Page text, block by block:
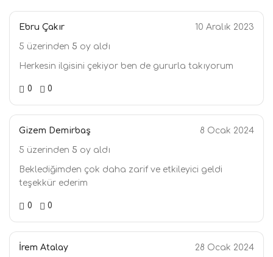
Ebru Çakır 10 Aralık 2023
5 üzerinden 5 oy aldı
Herkesin ilgisini çekiyor ben de gururla takıyorum
0 0
Gizem Demirbaş 8 Ocak 2024
5 üzerinden 5 oy aldı
Beklediğimden çok daha zarif ve etkileyici geldi
teşekkür ederim
0 0
İrem Atalay 28 Ocak 2024